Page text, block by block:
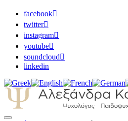
facebook
twitter
instagram
youtube
soundcloud
linkedin